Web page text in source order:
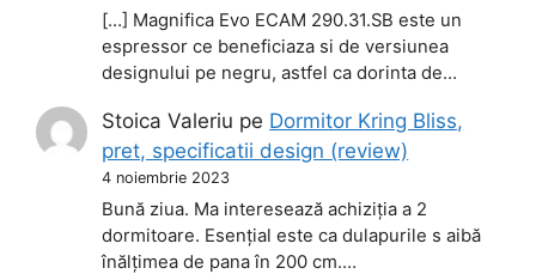
[…] Magnifica Evo ECAM 290.31.SB este un
espressor ce beneficiaza si de versiunea
designului pe negru, astfel ca dorinta de…
Stoica Valeriu pe Dormitor Kring Bliss,
pret, specificatii design (review)
4 noiembrie 2023
Bună ziua. Ma interesează achiziția a 2
dormitoare. Esențial este ca dulapurile s aibă
înălțimea de pana în 200 cm.…